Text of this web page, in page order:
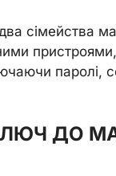
сімейства
паролі,
ДО